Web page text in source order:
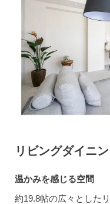
リビングダイニ
温かみを感じる空間
約19.8帖の広々とした